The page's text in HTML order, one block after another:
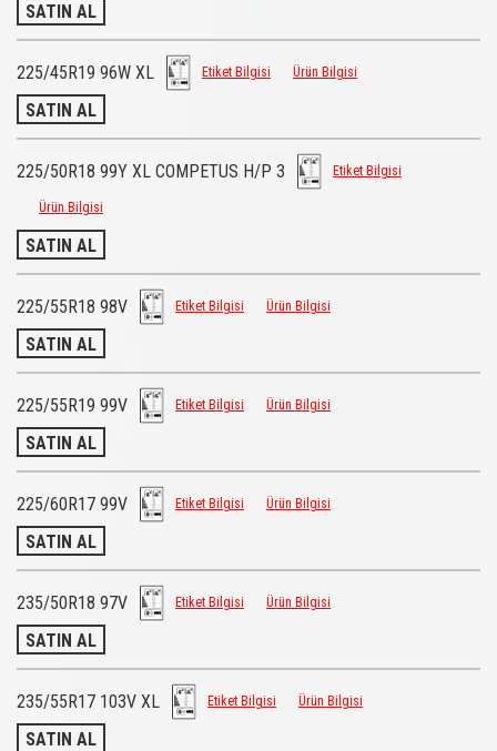
SATIN AL
225/45R19 96W XL Etiket Bilgisi Ürün Bilgisi
SATIN AL
225/50R18 99Y XL COMPETUS H/P 3 Etiket Bilgisi
Ürün Bilgisi
SATIN AL
225/55R18 98V Etiket Bilgisi Ürün Bilgisi
SATIN AL
225/55R19 99V Etiket Bilgisi Ürün Bilgisi
SATIN AL
225/60R17 99V Etiket Bilgisi Ürün Bilgisi
SATIN AL
235/50R18 97V Etiket Bilgisi Ürün Bilgisi
SATIN AL
235/55R17 103V XL Etiket Bilgisi Ürün Bilgisi
SATIN AL